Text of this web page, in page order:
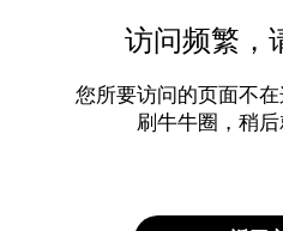
访问频繁，
您所要访问的页面不
刷牛牛圈，稍